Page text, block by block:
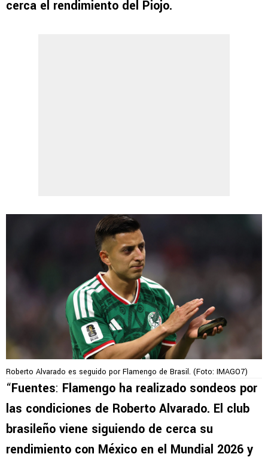
cerca el rendimiento del Piojo.
Roberto Alvarado es seguido por Flamengo de Brasil. (Foto: IMAGO7)
“Fuentes: Flamengo ha realizado sondeos por
las condiciones de Roberto Alvarado. El club
brasileño viene siguiendo de cerca su
rendimiento con México en el Mundial 2026 y